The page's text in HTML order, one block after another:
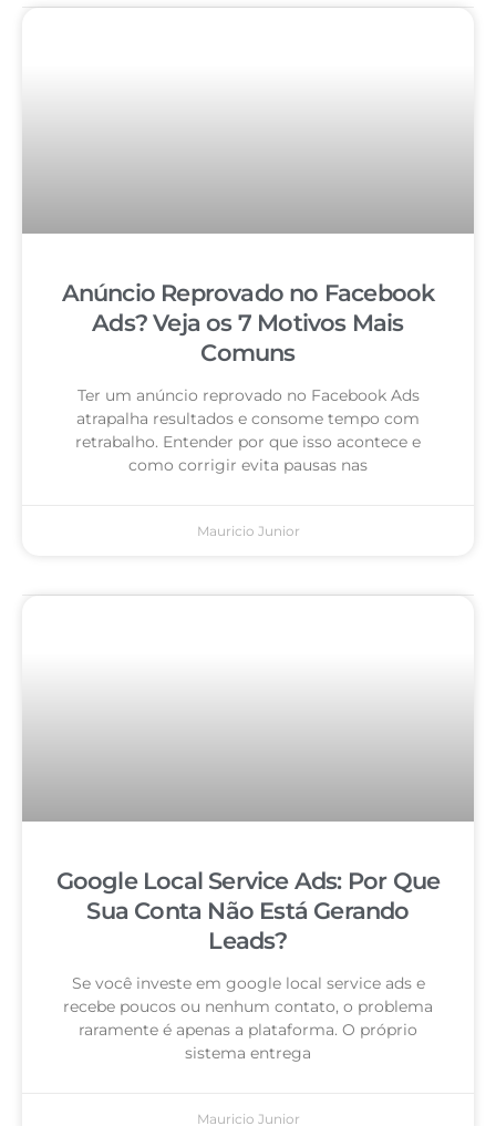
Anúncio Reprovado no Facebook
Ads? Veja os 7 Motivos Mais
Comuns
Ter um anúncio reprovado no Facebook Ads
atrapalha resultados e consome tempo com
retrabalho. Entender por que isso acontece e
como corrigir evita pausas nas
Mauricio Junior
Google Local Service Ads: Por Que
Sua Conta Não Está Gerando
Leads?
Se você investe em google local service ads e
recebe poucos ou nenhum contato, o problema
raramente é apenas a plataforma. O próprio
sistema entrega
Mauricio Junior